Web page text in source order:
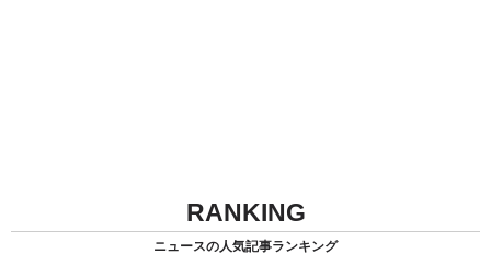
RANKING
ニュースの人気記事ランキング